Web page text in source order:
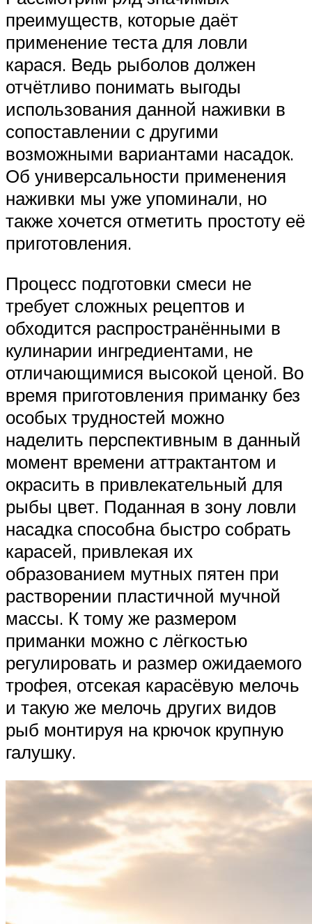
преимуществ, которые даёт
применение теста для ловли
карася. Ведь рыболов должен
отчётливо понимать выгоды
использования данной наживки в
сопоставлении с другими
возможными вариантами насадок.
Об универсальности применения
наживки мы уже упоминали, но
также хочется отметить простоту её
приготовления.
Процесс подготовки смеси не
требует сложных рецептов и
обходится распространёнными в
кулинарии ингредиентами, не
отличающимися высокой ценой. Во
время приготовления приманку без
особых трудностей можно
наделить перспективным в данный
момент времени аттрактантом и
окрасить в привлекательный для
рыбы цвет. Поданная в зону ловли
насадка способна быстро собрать
карасей, привлекая их
образованием мутных пятен при
растворении пластичной мучной
массы. К тому же размером
приманки можно с лёгкостью
регулировать и размер ожидаемого
трофея, отсекая карасёвую мелочь
и такую же мелочь других видов
рыб монтируя на крючок крупную
галушку.